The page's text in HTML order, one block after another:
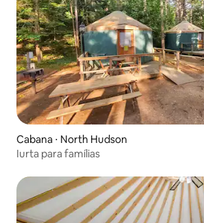
Cabana ⋅ North Hudson
Iurta para famílias